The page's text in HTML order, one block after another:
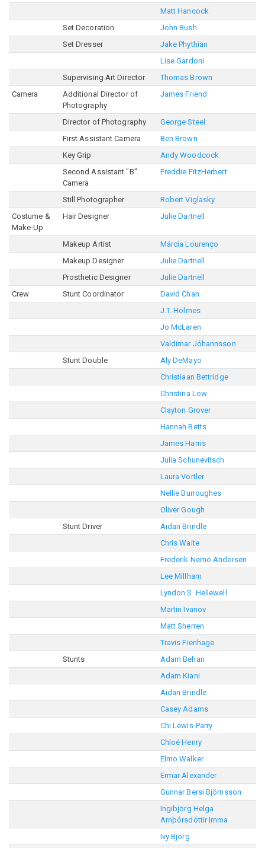
Matt Hancock
Set Decoration
John Bush
Set Dresser
Jake Phythian
Lise Gardoni
Supervising Art Director
Thomas Brown
Camera
Additional Director of
Photography
James Friend
Director of Photography
George Steel
First Assistant Camera
Ben Brown
Key Grip
Andy Woodcock
Second Assistant "B"
Camera
Freddie FitzHerbert
Still Photographer
Robert Viglasky
Costume &
Make-Up
Hair Designer Julie Dartnell
Makeup Artist
Márcia Lourenço
Makeup Designer
Julie Dartnell
Prosthetic Designer
Julie Dartnell
Crew
Stunt Coordinator
David Chan
J.T. Holmes
Jo McLaren
Valdimar Jóhannsson
Stunt Double
Aly DeMayo
Christiaan Bettridge
Christina Low
Clayton Grover
Hannah Betts
James Harris
Julia Schunevitsch
Laura Vörtler
Nellie Burroughes
Oliver Gough
Stunt Driver
Aidan Brindle
Chris Waite
Frederik Nemo Andersen
Lee Millham
Lyndon S. Hellewell
Martin Ivanov
Matt Sherren
Travis Fienhage
Stunts
Adam Behan
Adam Kiani
Aidan Brindle
Casey Adams
Chi Lewis-Parry
Chloé Henry
Elmo Walker
Ermar Alexander
Gunnar Bersi Björnsson
Ingibjörg Helga
Arnþórsdóttir Imma
Ivy Björg